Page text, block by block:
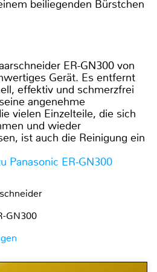
beiliegenden Bürstchen
ER-GN300 von
Gerät. Es entfernt
effektiv und schmerzfrei
angenehme
vielen Einzelteile, die sich
und wieder
ist auch die Reinigung ein
Panasonic ER-GN300
GN300